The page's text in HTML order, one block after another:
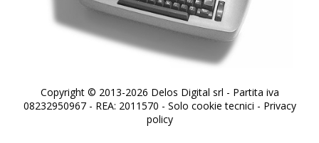
Copyright © 2013-2026 Delos Digital srl - Partita iva
08232950967 - REA: 2011570 - Solo cookie tecnici - Privacy
policy